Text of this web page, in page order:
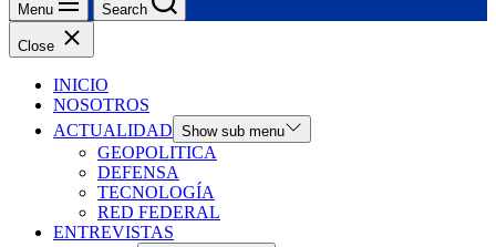
Menu Search
Close
INICIO
NOSOTROS
ACTUALIDAD Show sub menu
GEOPOLITICA
DEFENSA
TECNOLOGÍA
RED FEDERAL
ENTREVISTAS